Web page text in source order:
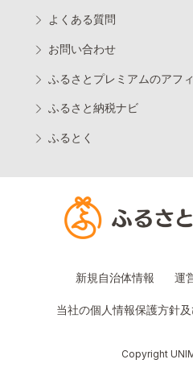
よくある質問
お問い合わせ
ふるさとプレミアムのアフ
ふるさと納税ナビ
ふるとく
新規自治体情報 運
当社の個人情報保護方針
Copyright